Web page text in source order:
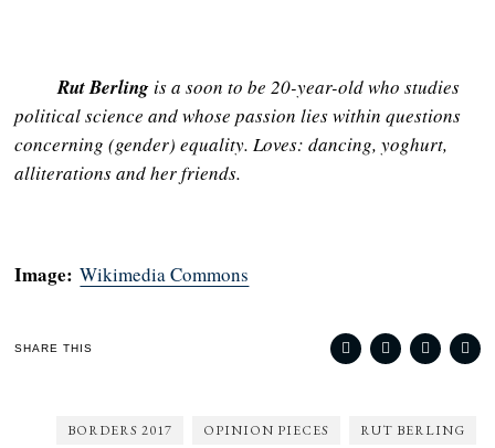
Rut Berlingis a soon to be 20-year-old who studies
political science and whose passion lies within questions
concerning (gender) equality. Loves: dancing, yoghurt,
alliterations and her friends.
Image:Wikimedia Commons
SHARE THIS
BORDERS 2017 OPINION PIECES RUT BERLING